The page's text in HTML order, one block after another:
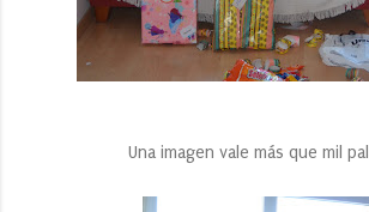
Una imagen vale más que mil